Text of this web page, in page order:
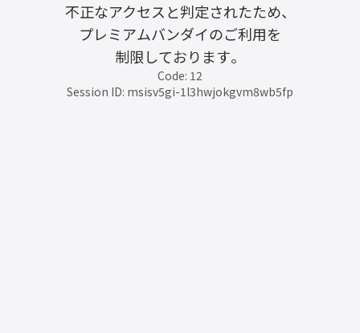
不正なアクセスと判定されたため、
プレミアムバンダイのご利用を
制限しております。
Code: 12
Session ID: msisv5gi-1l3hwjokgvm8wb5fp